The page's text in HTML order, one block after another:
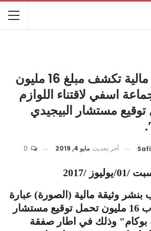
حصري : وثيقة مالية تكشف مبلغ 16 مليون
اسفي لاقتناء اللوازم
توقيع مستشار البيجيدي
آخر تحديث مايو 4, 2019
/
2017
وثيقة مالية (الصورة) عبارة
عن وصل استلام ب 16 مليون تحمل توقيع مستشار
بوكام" وذلك في اطار صفقة